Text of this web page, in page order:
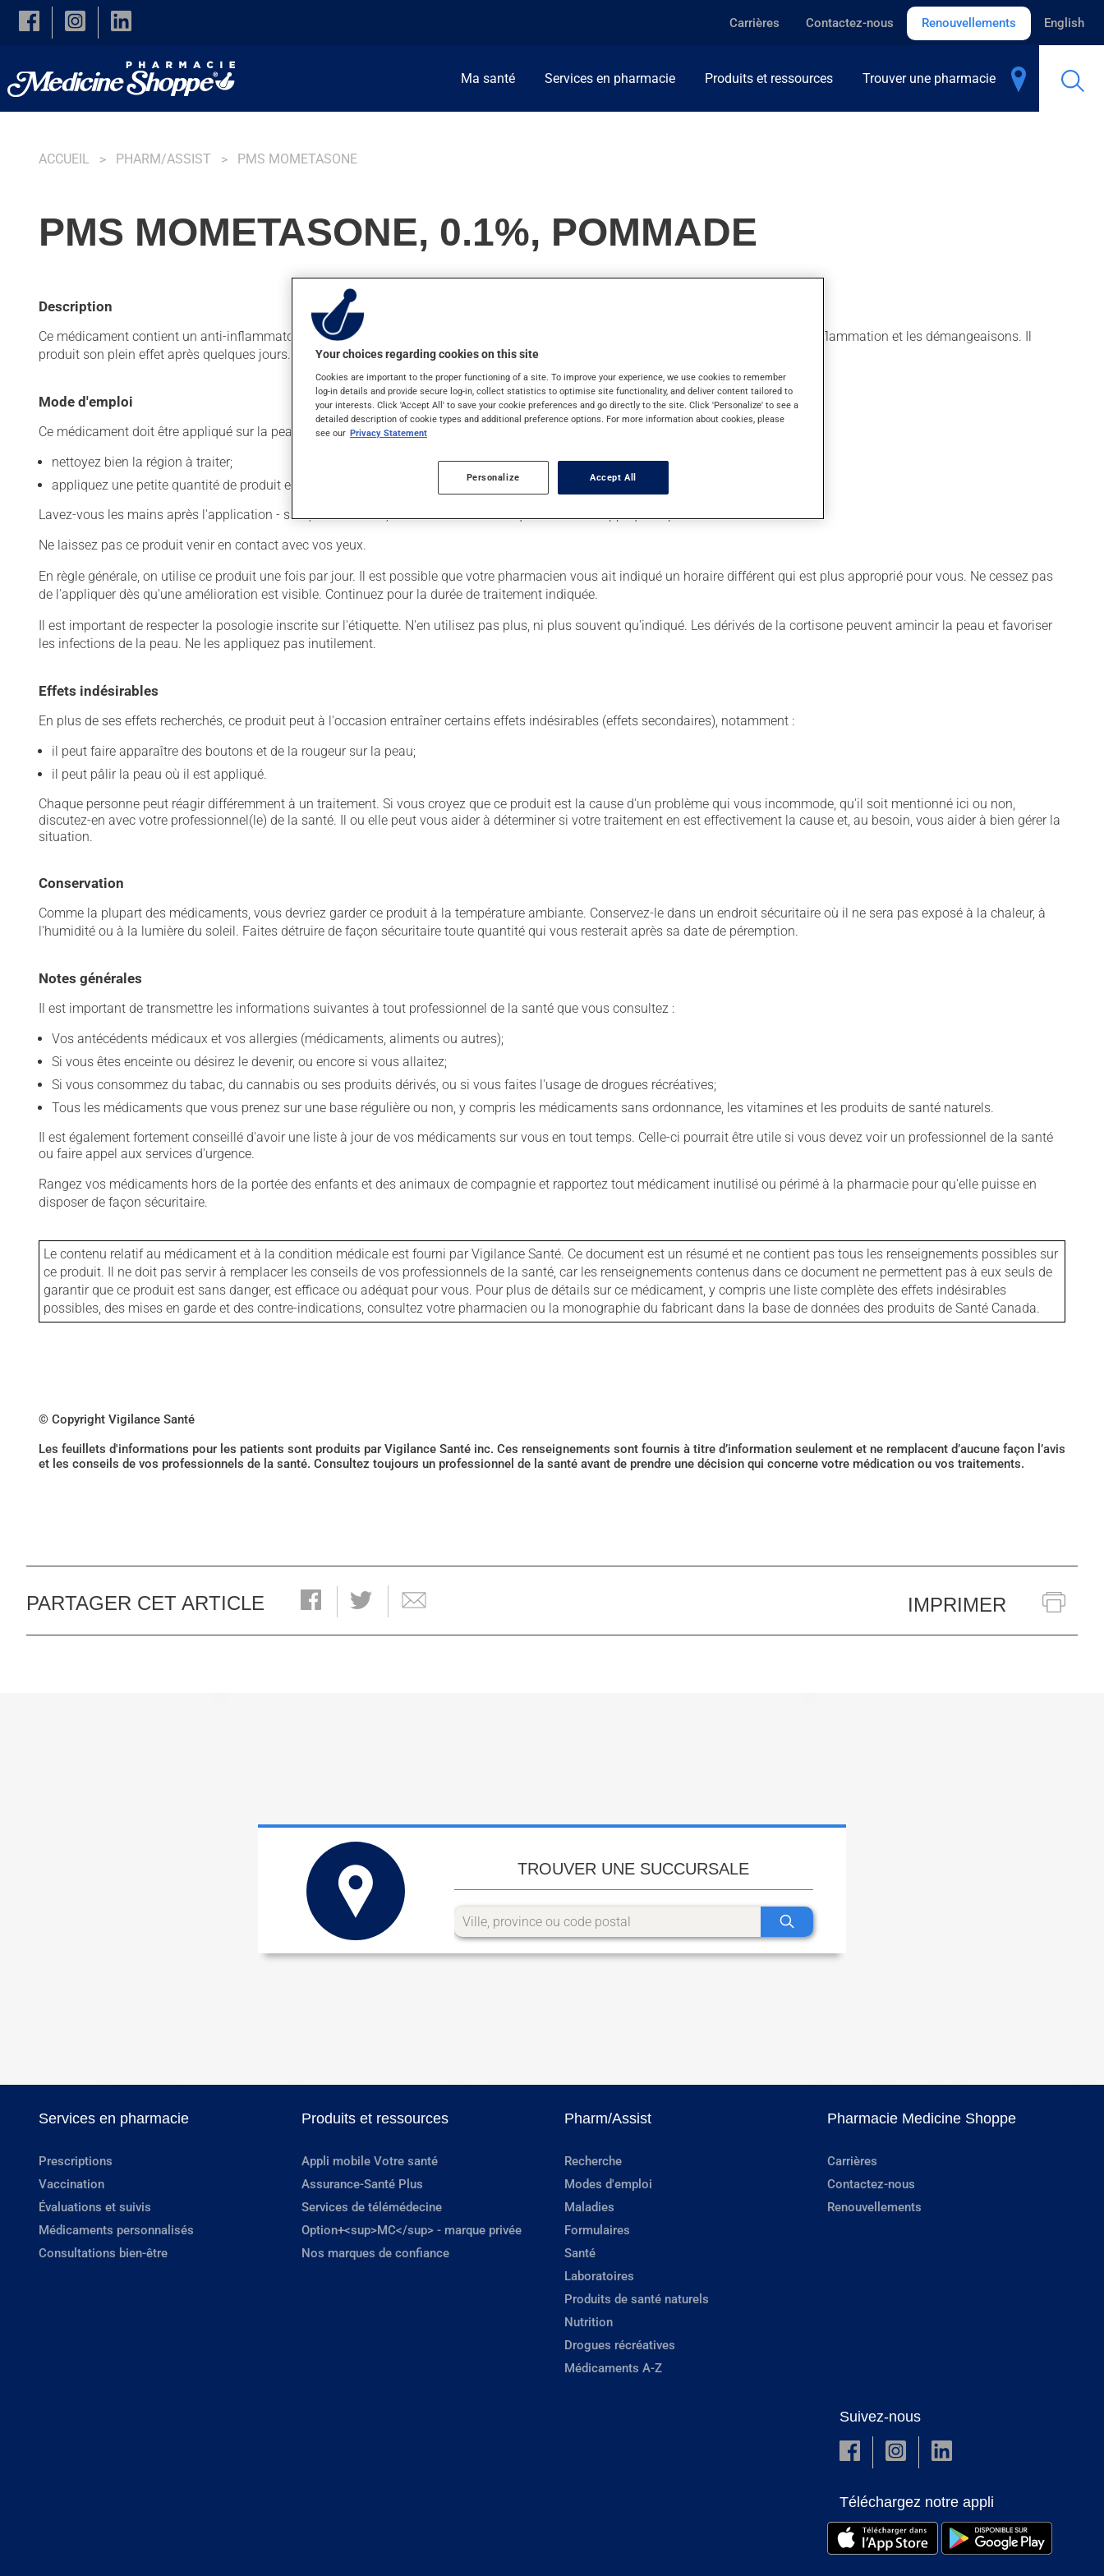
Skip to main content
Carrières Contactez-nous Renouvellements English
Ma santé Services en pharmacie Produits et ressources Trouver une pharmacie
ACCUEIL PHARM/ASSIST PMS MOMETASONE
PMS MOMETASONE, 0.1%, POMMADE
Description
Ce médicament contient un anti-inflammatoire topique de la famille de la cortisone (corticostéroïde). Habituellement, on l'utilise pour l'inflammation et les démangeaisons. Il
produit son plein effet après quelques jours.
Mode d'emploi
Ce médicament doit être appliqué sur la peau. Pour l'utiliser :
nettoyez bien la région à traiter;
appliquez une petite quantité de produit et limitez l'application à la région affectée.
Lavez-vous les mains après l'application - sauf, évidemment, si c'est sur les mains que vous avez appliqué le produit.
Ne laissez pas ce produit venir en contact avec vos yeux.
En règle générale, on utilise ce produit une fois par jour. Il est possible que votre pharmacien vous ait indiqué un horaire différent qui est plus approprié pour vous. Ne cessez pas
de l'appliquer dès qu'une amélioration est visible. Continuez pour la durée de traitement indiquée.
Il est important de respecter la posologie inscrite sur l'étiquette. N'en utilisez pas plus, ni plus souvent qu'indiqué. Les dérivés de la cortisone peuvent amincir la peau et favoriser
les infections de la peau. Ne les appliquez pas inutilement.
Effets indésirables
En plus de ses effets recherchés, ce produit peut à l'occasion entraîner certains effets indésirables (effets secondaires), notamment :
il peut faire apparaître des boutons et de la rougeur sur la peau;
il peut pâlir la peau où il est appliqué.
Chaque personne peut réagir différemment à un traitement. Si vous croyez que ce produit est la cause d'un problème qui vous incommode, qu'il soit mentionné ici ou non,
discutez-en avec votre professionnel(le) de la santé. Il ou elle peut vous aider à déterminer si votre traitement en est effectivement la cause et, au besoin, vous aider à bien gérer la
situation.
Conservation
Comme la plupart des médicaments, vous devriez garder ce produit à la température ambiante. Conservez-le dans un endroit sécuritaire où il ne sera pas exposé à la chaleur, à
l'humidité ou à la lumière du soleil. Faites détruire de façon sécuritaire toute quantité qui vous resterait après sa date de péremption.
Notes générales
Il est important de transmettre les informations suivantes à tout professionnel de la santé que vous consultez :
Vos antécédents médicaux et vos allergies (médicaments, aliments ou autres);
Si vous êtes enceinte ou désirez le devenir, ou encore si vous allaitez;
Si vous consommez du tabac, du cannabis ou ses produits dérivés, ou si vous faites l'usage de drogues récréatives;
Tous les médicaments que vous prenez sur une base régulière ou non, y compris les médicaments sans ordonnance, les vitamines et les produits de santé naturels.
Il est également fortement conseillé d'avoir une liste à jour de vos médicaments sur vous en tout temps. Celle-ci pourrait être utile si vous devez voir un professionnel de la santé
ou faire appel aux services d'urgence.
Rangez vos médicaments hors de la portée des enfants et des animaux de compagnie et rapportez tout médicament inutilisé ou périmé à la pharmacie pour qu'elle puisse en
disposer de façon sécuritaire.
Le contenu relatif au médicament et à la condition médicale est fourni par Vigilance Santé. Ce document est un résumé et ne contient pas tous les renseignements possibles sur
ce produit. Il ne doit pas servir à remplacer les conseils de vos professionnels de la santé, car les renseignements contenus dans ce document ne permettent pas à eux seuls de
garantir que ce produit est sans danger, est efficace ou adéquat pour vous. Pour plus de détails sur ce médicament, y compris une liste complète des effets indésirables
possibles, des mises en garde et des contre-indications, consultez votre pharmacien ou la monographie du fabricant dans la base de données des produits de Santé Canada.
© Copyright Vigilance Santé
Les feuillets d'informations pour les patients sont produits par Vigilance Santé inc. Ces renseignements sont fournis à titre d’information seulement et ne remplacent d’aucune façon l’avis
et les conseils de vos professionnels de la santé. Consultez toujours un professionnel de la santé avant de prendre une décision qui concerne votre médication ou vos traitements.
PARTAGER CET ARTICLE IMPRIMER
TROUVER UNE SUCCURSALE
Services en pharmacie
Prescriptions
Vaccination
Évaluations et suivis
Médicaments personnalisés
Consultations bien-être
Produits et ressources
Appli mobile Votre santé
Assurance-Santé Plus
Services de télémédecine
Option+<sup>MC</sup> - marque privée
Nos marques de confiance
Pharm/Assist
Recherche
Modes d'emploi
Maladies
Formulaires
Santé
Laboratoires
Produits de santé naturels
Nutrition
Drogues récréatives
Médicaments A-Z
Pharmacie Medicine Shoppe
Carrières
Contactez-nous
Renouvellements
Suivez-nous
Téléchargez notre appli
Your choices regarding cookies on this site
Cookies are important to the proper functioning of a site. To improve your experience, we use cookies to remember
log-in details and provide secure log-in, collect statistics to optimise site functionality, and deliver content tailored to
your interests. Click 'Accept All' to save your cookie preferences and go directly to the site. Click 'Personalize' to see a
detailed description of cookie types and additional preference options. For more information about cookies, please
see our Privacy Statement
Personalize Accept All